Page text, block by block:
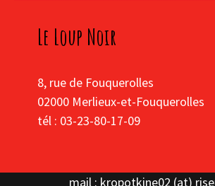
Le Loup Noir
8, rue de Fouquerolles
02000 Merlieux-et-Fouquerolles
tél : 03-23-80-17-09
mail : kropotkine02 (at)